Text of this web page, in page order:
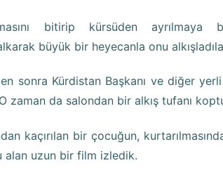
bitirip kürsüden ayrılmaya
büyük bir heyecanla onu
sonra Kürdistan Başkanı ve diğer
zaman da salondan bir alkış tufanı
kaçırılan bir çocuğun,
alan uzun bir film izledik.